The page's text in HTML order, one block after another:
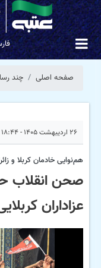
صفحه اصلی چند
۲۶ اردیبهشت ۱۴۰۵ - ۱۸:۴۴
هم‌نوایی خادمان کربلا و
صحن انقلاب
عزاداران